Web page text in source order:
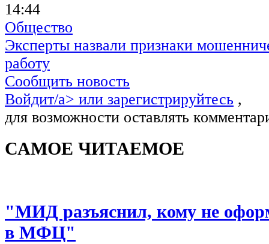
14:44
Общество
Эксперты назвали признаки
работу
Сообщить новость
Войдит/a> или зарегистрируйтесь ,
для возможности оставлять
САМОЕ ЧИТАЕМОЕ
"МИД разъяснил, кому не
в МФЦ"